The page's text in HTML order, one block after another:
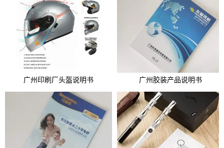
广州印刷厂头盔说明书 广州胶装产品说明书